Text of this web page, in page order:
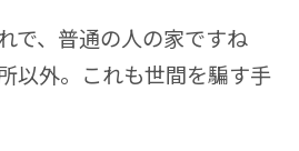
で、普通の人の家ですね
以外。これも世間を騙す手